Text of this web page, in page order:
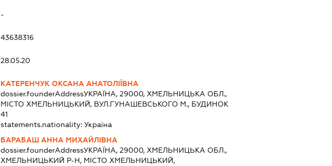
-
43638316
28.05.20
КАТЕРЕНЧУК ОКСАНА АНАТОЛІЇВНА
dossier.founderAddressУКРАЇНА, 29000, ХМЕЛЬНИЦЬКА ОБЛ.,
МІСТО ХМЕЛЬНИЦЬКИЙ, ВУЛ.ГУНАШЕВСЬКОГО М., БУДИНОК
41
statements.nationality: Україна
БАРАБАШ АННА МИХАЙЛІВНА
dossier.founderAddressУКРАЇНА, 29000, ХМЕЛЬНИЦЬКА ОБЛ.,
ХМЕЛЬНИЦЬКИЙ Р-Н, МІСТО ХМЕЛЬНИЦЬКИЙ,